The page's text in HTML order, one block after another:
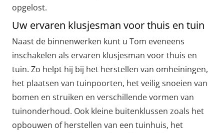
opgelost.
Uw ervaren klusjesman voor thuis en tuin
Naast de binnenwerken kunt u Tom eveneens
inschakelen als ervaren klusjesman voor thuis en
tuin. Zo helpt hij bij het herstellen van omheiningen,
het plaatsen van tuinpoorten, het veilig snoeien van
bomen en struiken en verschillende vormen van
tuinonderhoud. Ook kleine buitenklussen zoals het
opbouwen of herstellen van een tuinhuis, het